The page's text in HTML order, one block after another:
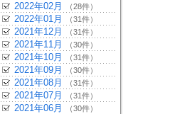
2022年02月 （28件）
2022年01月 （31件）
2021年12月 （31件）
2021年11月 （30件）
2021年10月 （31件）
2021年09月 （30件）
2021年08月 （31件）
2021年07月 （31件）
2021年06月 （30件）